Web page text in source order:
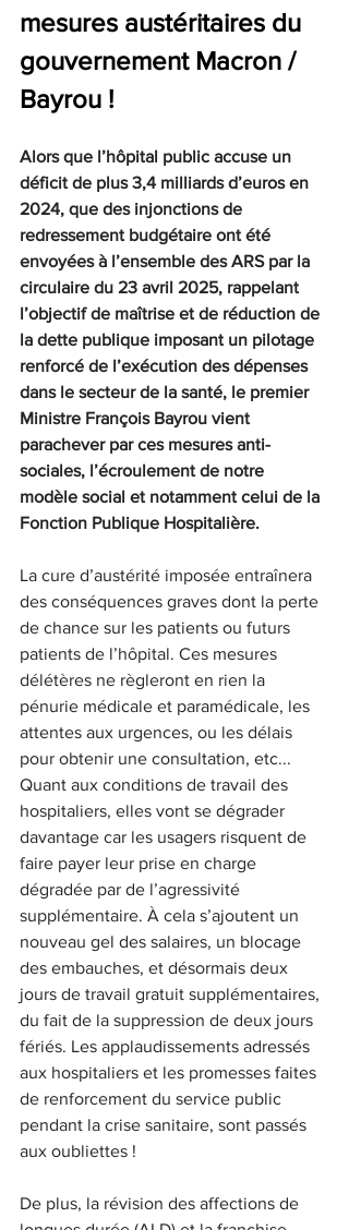
mesures austéritaires du
gouvernement Macron /
Bayrou !
Alors que l’hôpital public accuse un
déficit de plus 3,4 milliards d’euros en
2024, que des injonctions de
redressement budgétaire ont été
envoyées à l’ensemble des ARS par la
circulaire du 23 avril 2025, rappelant
l’objectif de maîtrise et de réduction de
la dette publique imposant un pilotage
renforcé de l’exécution des dépenses
dans le secteur de la santé, le premier
Ministre François Bayrou vient
parachever par ces mesures anti-
sociales, l’écroulement de notre
modèle social et notamment celui de la
Fonction Publique Hospitalière.
La cure d’austérité imposée entraînera
des conséquences graves dont la perte
de chance sur les patients ou futurs
patients de l’hôpital. Ces mesures
délétères ne règleront en rien la
pénurie médicale et paramédicale, les
attentes aux urgences, ou les délais
pour obtenir une consultation, etc...
Quant aux conditions de travail des
hospitaliers, elles vont se dégrader
davantage car les usagers risquent de
faire payer leur prise en charge
dégradée par de l’agressivité
supplémentaire. À cela s’ajoutent un
nouveau gel des salaires, un blocage
des embauches, et désormais deux
jours de travail gratuit supplémentaires,
du fait de la suppression de deux jours
fériés. Les applaudissements adressés
aux hospitaliers et les promesses faites
de renforcement du service public
pendant la crise sanitaire, sont passés
aux oubliettes !
De plus, la révision des affections de